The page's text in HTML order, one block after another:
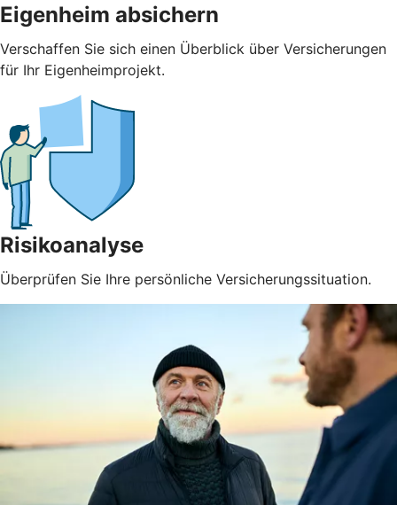
Eigenheim absichern
Verschaffen Sie sich einen Überblick über Versicherungen
für Ihr Eigenheimprojekt.
Risikoanalyse
Überprüfen Sie Ihre persönliche Versicherungssituation.